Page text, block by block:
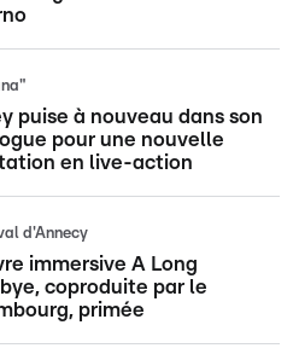
puise à nouveau dans son
pour une nouvelle
en live-action
d'Annecy
immersive A Long
coproduite par le
primée